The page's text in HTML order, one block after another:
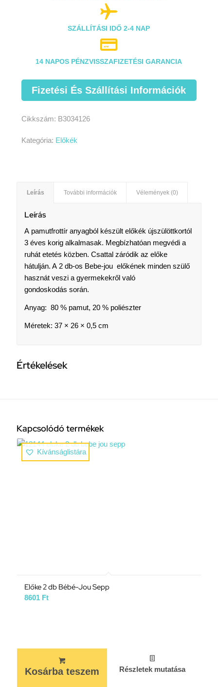

SZÁLLÍTÁSI IDŐ 2-4 NAP

14 NAPOS PÉNZVISSZAFIZETÉSI GARANCIA
Fizetési És Szállítási Információk
Cikkszám: B3034126
Kategória: Előkék
Leírás További információk Vélemények (0)
Leírás
A pamutfrottír anyagból készült előkék újszülöttkortól
3 éves korig alkalmasak. Megbízhatóan megvédi a
ruhát etetés közben. Csattal záródik az előke
hátulján. A 2 db-os Bebe-jou előkének minden szülő
hasznát veszi a gyermekekről való
gondoskodás során.
Anyag: 80 %pamut, 20 % poliészter
Méretek: 37 × 26 × 0,5 cm
Értékelések
Kapcsolódó termékek
Kívánságlistára
Előke 2 db Bébé-Jou Sepp
8601 Ft
Kosárba teszem Részletek mutatása